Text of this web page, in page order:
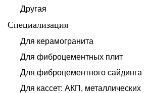
Другая
Специализация
Для керамогранита
Для фиброцементных плит
Для фиброцементного сайдинга
Для кассет: АКП, металлических